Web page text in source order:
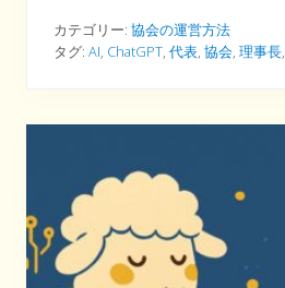
「
終
カテゴリー: 協会の運営方法
タグ: AI, ChatGPT, 代表, 協会, 理事長,